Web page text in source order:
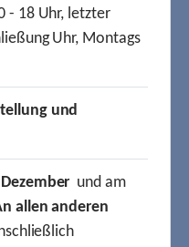
- 18 Uhr, letzter
Uhr, Montags
und
und am
allen anderen